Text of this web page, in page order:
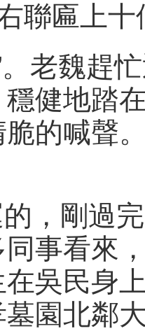
聯匾上
。老魏趕
健地踏
脆的喊聲
，剛過
事看來
吳民身
園北鄰